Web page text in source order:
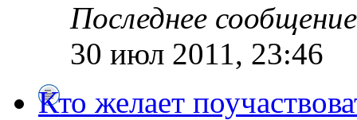
Последнее
30 июл 2011, 23:46
Кто желает